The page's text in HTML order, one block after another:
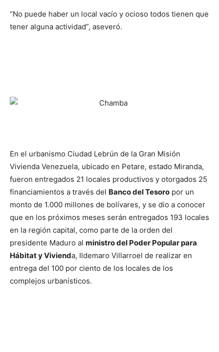
“No puede haber un local vacío y ocioso todos tienen que
tener alguna actividad”, aseveró.
En el urbanismo Ciudad Lebrún de la Gran Misión
Vivienda Venezuela, ubicado en Petare, estado Miranda,
fueron entregados 21 locales productivos y otorgados 25
financiamientos a través del Banco del Tesoro por un
monto de 1.000 millones de bolívares, y se dio a conocer
que en los próximos meses serán entregados 193 locales
en la región capital, como parte de la orden del
presidente Maduro al ministro del Poder Popular para
Hábitat y Vivienda, Ildemaro Villarroel de realizar en
entrega del 100 por ciento de los locales de los
complejos urbanísticos.